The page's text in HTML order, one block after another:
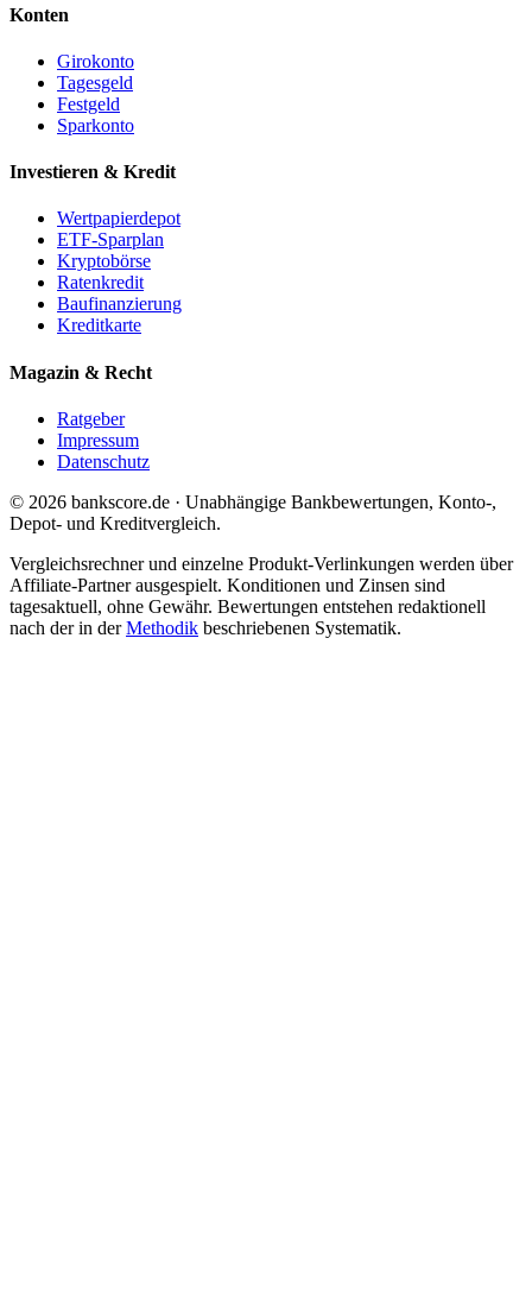
Konten
Girokonto
Tagesgeld
Festgeld
Sparkonto
Investieren & Kredit
Wertpapierdepot
ETF-Sparplan
Kryptobörse
Ratenkredit
Baufinanzierung
Kreditkarte
Magazin & Recht
Ratgeber
Impressum
Datenschutz
© 2026 bankscore.de · Unabhängige Bankbewertungen, Konto-,
Depot- und Kreditvergleich.
Vergleichsrechner und einzelne Produkt-Verlinkungen werden über
Affiliate-Partner ausgespielt. Konditionen und Zinsen sind
tagesaktuell, ohne Gewähr. Bewertungen entstehen redaktionell
nach der in derMethodik beschriebenen Systematik.